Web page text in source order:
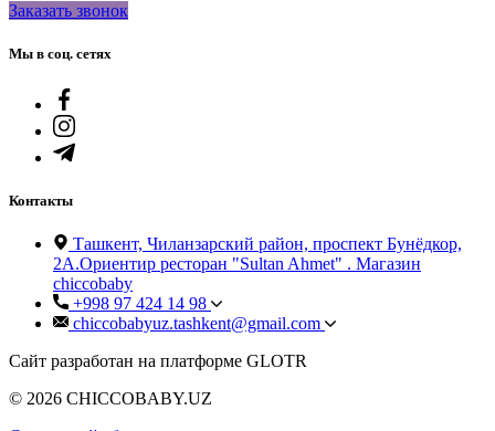
Заказать звонок
Мы в соц. сетях
Контакты
Ташкент, Чиланзарский район, проспект Бунёдкор,
2А.Ориентир ресторан "Sultan Ahmet" . Магазин
chiccobaby
+998 97 424 14 98
chiccobabyuz.tashkent@gmail.com
Сайт разработан на платформе GLOTR
© 2026 CHICCOBABY.UZ